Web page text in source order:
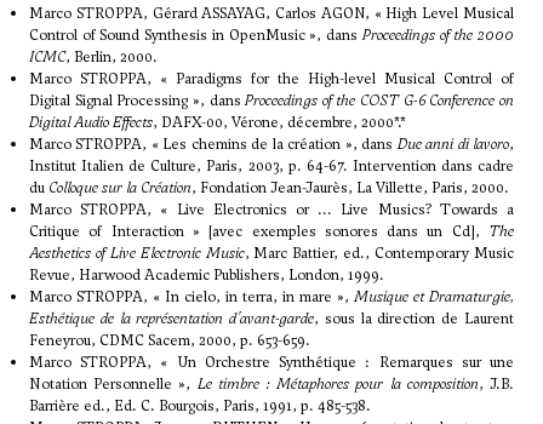
Marco STROPPA, Gérard ASSAYAG, Carlos AGON, « High Level Musical
Control of Sound Synthesis in OpenMusic », dansProceedings of the 2000
ICMC, Berlin, 2000.
Marco STROPPA, « Paradigms for the High-level Musical Control of
Digital Signal Processing », dansProceedings of the COST G-6 Conference on
Digital Audio Effects, DAFX-00, Vérone, décembre, 2000*.*
Marco STROPPA, « Les chemins de la création », dans Due anni di lavoro,
Institut Italien de Culture, Paris, 2003, p. 64-67. Intervention dans cadre
du Colloque sur la Création, Fondation Jean-Jaurès, La Villette, Paris, 2000.
Marco STROPPA, « Live Electronics or ... Live Musics? Towards a
Critique of Interaction » [avec exemples sonores dans un Cd], The
Aesthetics of Live Electronic Music, Marc Battier, ed., Contemporary Music
Revue, Harwood Academic Publishers, London, 1999.
Marco STROPPA, « In cielo, in terra, in mare », Musique et Dramaturgie,
Esthétique de la représentation d'avant-garde, sous la direction de Laurent
Feneyrou, CDMC Sacem, 2000, p. 653-659.
Marco STROPPA, « Un Orchestre Synthétique : Remarques sur une
Notation Personnelle », Le timbre : Métaphores pour la composition, J.B.
Barrière ed., Ed. C. Bourgois, Paris, 1991, p. 485-538.